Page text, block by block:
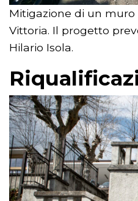
Mitigazione di un
Vittoria. Il progetto
Hilario Isola.